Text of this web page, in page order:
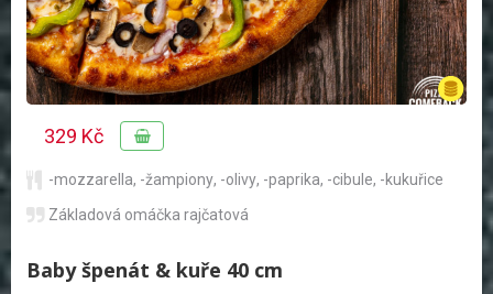
329 Kč
-mozzarella, -žampiony, -olivy, -paprika, -cibule, -kukuřice
Základová omáčka rajčatová
Baby špenát & kuře 40 cm